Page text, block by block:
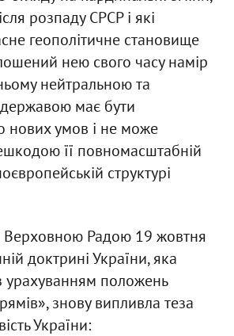
розпаду СРСР і які
геополітичне становище
нею свого часу намір
нейтральною та
має бути
нових умов і не може
її повномасштабній
структурі
Верховною Радою 19 жовтня
доктрині України, яка
урахуванням положень
знову випливла теза
України: